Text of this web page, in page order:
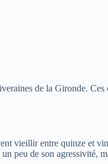
de la Gironde.
vieillir entre quinze et
peu de son agressivité,